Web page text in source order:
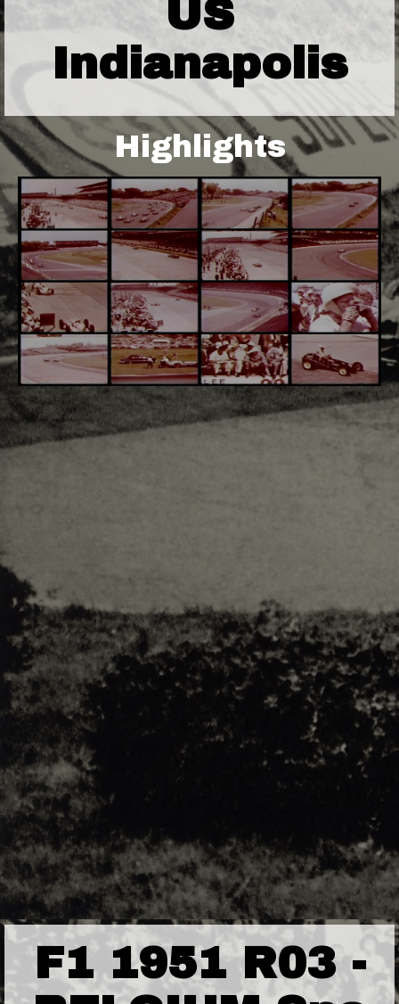
US
Indianapolis
Highlights
Adsense - F1 World - 50s
F1 1951 R03 -